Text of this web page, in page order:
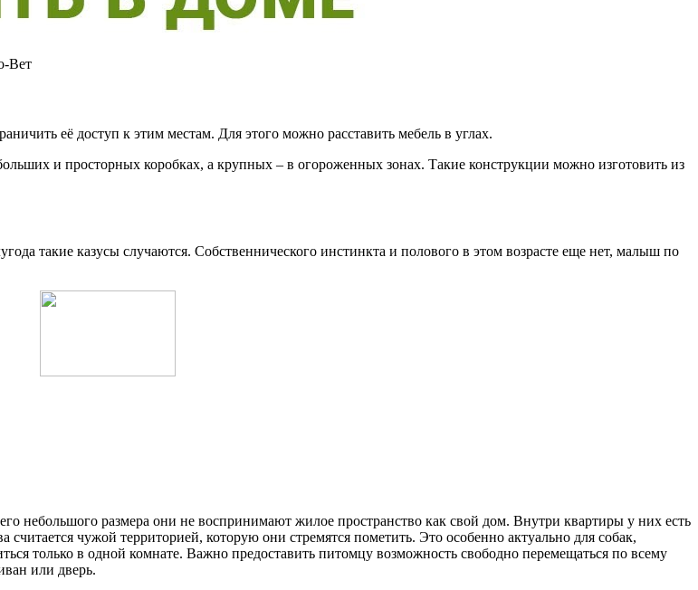
Вет
её доступ к этим местам. Для этого можно расставить мебель в углах.
и просторных коробках, а крупных – в огороженных зонах. Такие конструкции можно изготовить из
такие казусы случаются. Собственнического инстинкта и полового в этом возрасте еще нет, малыш по
небольшого размера они не воспринимают жилое пространство как свой дом. Внутри квартиры у них есть
чужой территорией, которую они стремятся пометить. Это особенно актуально для собак,
только в одной комнате. Важно предоставить питомцу возможность свободно перемещаться по всему
или дверь.